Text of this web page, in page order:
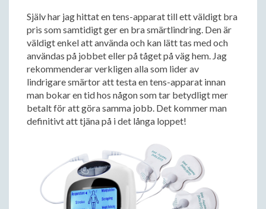
Själv har jag hittat en tens-apparat till ett väldigt bra
pris som samtidigt ger en bra smärtlindring. Den är
väldigt enkel att använda och kan lätt tas med och
användas på jobbet eller på tåget på väg hem. Jag
rekommenderar verkligen alla som lider av
lindrigare smärtor att testa en tens-apparat innan
man bokar en tid hos någon som tar betydligt mer
betalt för att göra samma jobb. Det kommer man
definitivt att tjäna på i det långa loppet!